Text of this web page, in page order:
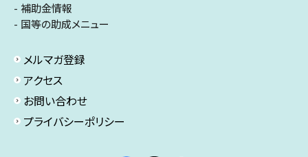
補助金情報
国等の助成メニュー
メルマガ登録
アクセス
お問い合わせ
プライバシーポリシー